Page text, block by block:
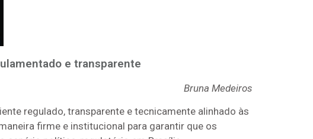
e transparente
Bruna Medeiros
regulado, transparente e tecnicamente alinhado às
firme e institucional para garantir que os